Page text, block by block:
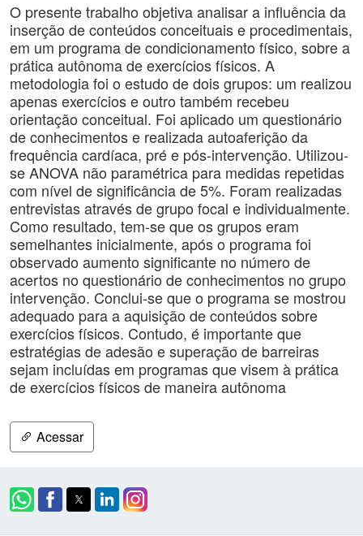
O presente trabalho objetiva analisar a influência da
inserção de conteúdos conceituais e procedimentais,
em um programa de condicionamento físico, sobre a
prática autônoma de exercícios físicos. A
metodologia foi o estudo de dois grupos: um realizou
apenas exercícios e outro também recebeu
orientação conceitual. Foi aplicado um questionário
de conhecimentos e realizada autoaferição da
frequência cardíaca, pré e pós-intervenção. Utilizou-
se ANOVA não paramétrica para medidas repetidas
com nível de significância de 5%. Foram realizadas
entrevistas através de grupo focal e individualmente.
Como resultado, tem-se que os grupos eram
semelhantes inicialmente, após o programa foi
observado aumento significante no número de
acertos no questionário de conhecimentos no grupo
intervenção. Conclui-se que o programa se mostrou
adequado para a aquisição de conteúdos sobre
exercícios físicos. Contudo, é importante que
estratégias de adesão e superação de barreiras
sejam incluídas em programas que visem à prática
de exercícios físicos de maneira autônoma
Acessar